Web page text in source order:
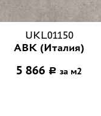
UKL01150
ABK (Италия)
5 866 Р за м2